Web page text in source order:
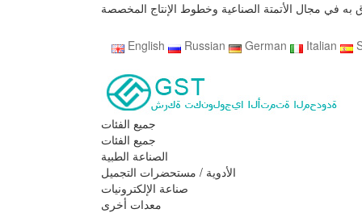
به في مجال الأتمتة الصناعية وخطوط الإنتاج المخصصة
English Russian German Italian
جميع الفئات
جميع الفئات
الصناعة الطبية
الأدوية / مستحضرات التجميل
صناعة الإلكترونيات
معدات أخرى